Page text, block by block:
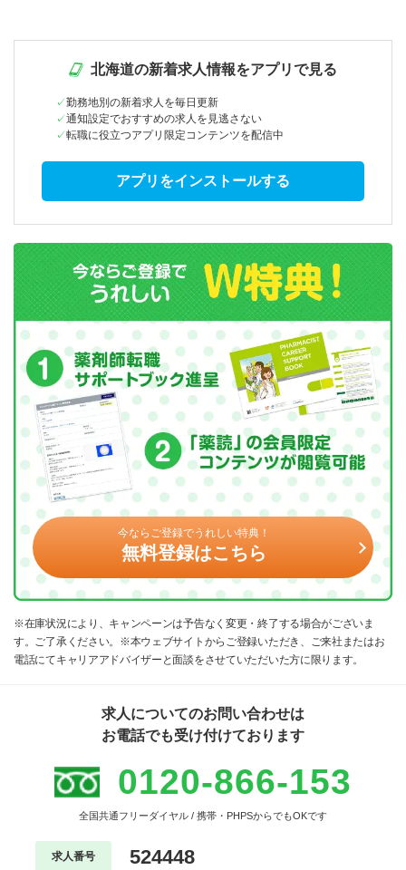
北海道の新着求人情報をアプリで見る
勤務地別の新着求人を毎日更新
通知設定でおすすめの求人を見逃さない
転職に役立つアプリ限定コンテンツを配信中
アプリをインストールする
今ならご登録でうれしい特典！
無料登録はこちら
※在庫状況により、キャンペーンは予告なく変更・終了する場合がございま
す。ご了承ください。※本ウェブサイトからご登録いただき、ご来社またはお
電話にてキャリアアドバイザーと面談をさせていただいた方に限ります。
求人についてのお問い合わせは
お電話でも受け付けております
0120-866-153
全国共通フリーダイヤル / 携帯・PHPSからでもOKです
求人番号 524448